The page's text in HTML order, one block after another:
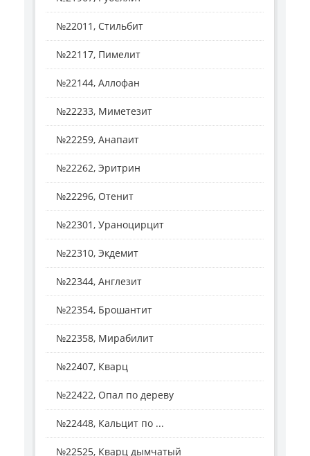
№22011, Стильбит
№22117, Пимелит
№22144, Аллофан
№22233, Миметезит
№22259, Анапаит
№22262, Эритрин
№22296, Отенит
№22301, Ураноцирцит
№22310, Экдемит
№22344, Англезит
№22354, Брошантит
№22358, Мирабилит
№22407, Кварц
№22422, Опал по дереву
№22448, Кальцит по ...
№22525, Кварц дымчатый